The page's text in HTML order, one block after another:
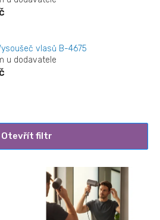
vlasů B-4675
u dodavatele
Otevřít filtr